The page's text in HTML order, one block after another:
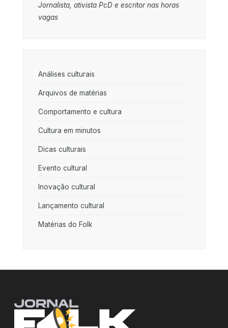
Jornalista, ativista PcD e escritor nas horas
vagas
Análises culturais
Arquivos de matérias
Comportamento e cultura
Cultura em minutos
Dicas culturais
Evento cultural
Inovação cultural
Lançamento cultural
Matérias do Folk